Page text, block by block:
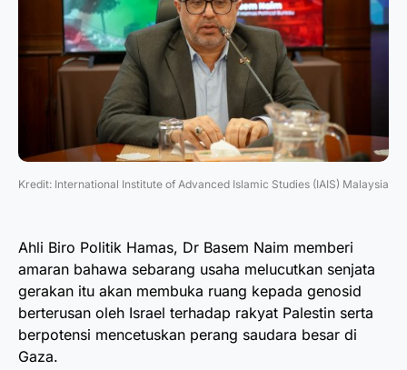
Kredit: International Institute of Advanced Islamic Studies (IAIS) Malaysia
Ahli Biro Politik Hamas, Dr Basem Naim memberi
amaran bahawa sebarang usaha melucutkan senjata
gerakan itu akan membuka ruang kepada genosid
berterusan oleh Israel terhadap rakyat Palestin serta
berpotensi mencetuskan perang saudara besar di
Gaza.